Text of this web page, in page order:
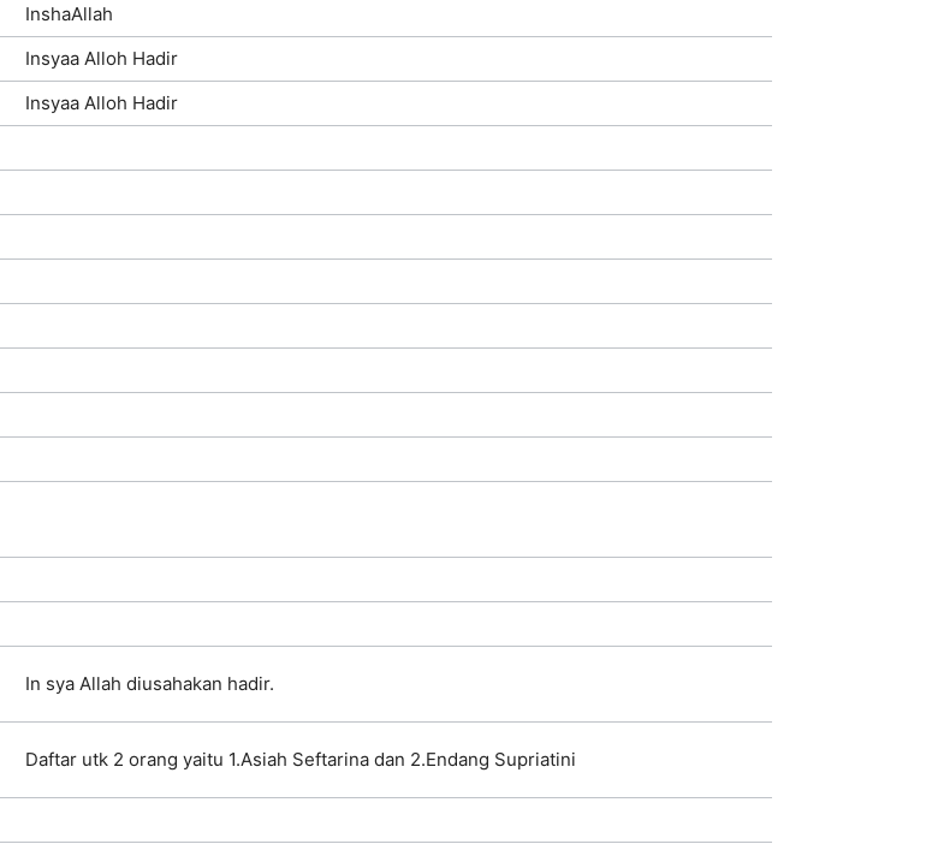
InshaAllah
Insyaa Alloh Hadir
Insyaa Alloh Hadir
In sya Allah diusahakan hadir.
Daftar utk 2 orang yaitu 1.Asiah Seftarina dan 2.Endang Supriatini